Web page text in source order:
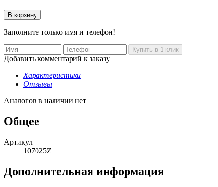
Заполните только имя и телефон!
Добавить комментарий к заказу
Характеристики
Отзывы
Аналогов в наличии нет
Общее
Артикул
107025Z
Дополнительная информация